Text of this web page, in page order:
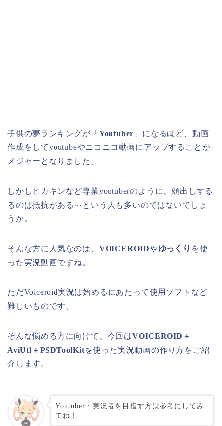
子供の夢ランキングが「 Youtuber 」になるほど、動画
作成をしてyoutubeやニコニコ動画にアップすることが
メジャーとなりました。
しかしヒカキンなど専業youtuberのように、顔出しする
るのは抵抗がある⋯という人も多いのではないでしょ
うか。
そんな方に人気なのは、 VOICEROIDやゆっくり を使
った実況動画ですね。
ただVoiceroid実況は始めるにあたって使用ソフトなど
難しいものです。
そんな悩める方に向けて、今回はVOICEROID＋
AviUtl＋PSDToolKitを使った実況動画の作り方をご紹
介します。
Youtuber・実況者を目指す方は参考にしてみ
てね！